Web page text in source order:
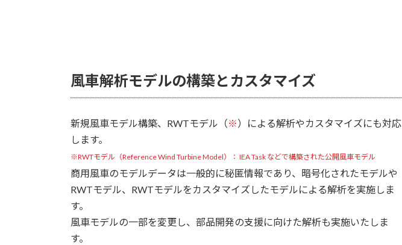
風車解析モデルの構築とカスタマイズ
新規風車モデル構築、RWTモデル（※）による解析やカスタマイズにも対応
します。
※RWTモデル（Reference Wind Turbine Model）： IEA Task などで構築された公開風車モデル
商用風車のモデルデータは一般的に秘匿情報であり、暗号化されたモデルや
RWTモデル、RWTモデルをカスタマイズしたモデルによる解析を実施しま
す。
風車モデルの一部を変更し、部品開発の支援に向けた解析も実施いたしま
す。